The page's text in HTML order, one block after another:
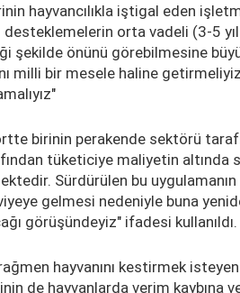
hayvancılıkla iştigal eden
desteklemelerin orta vadeli (3-5
şekilde önünü görebilmesine
milli bir mesele haline
birinin perakende sektörü
tüketiciye maliyetin altında
Sürdürülen bu uygulamanın
gelmesi nedeniyle buna
görüşündeyiz" ifadesi kullanıldı.
hayvanını kestirmek
de hayvanlarda verim kaybına